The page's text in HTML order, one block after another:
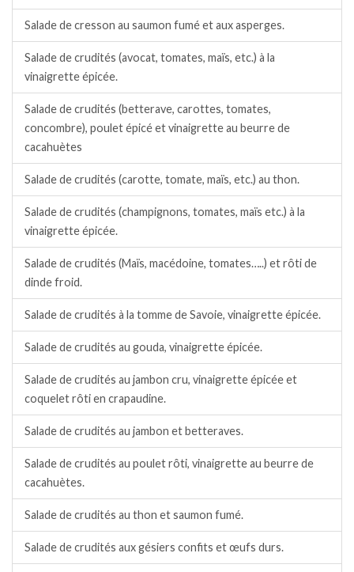
Salade de cresson au saumon fumé et aux asperges.
Salade de crudités (avocat, tomates, maïs, etc.) à la
vinaigrette épicée.
Salade de crudités (betterave, carottes, tomates,
concombre), poulet épicé et vinaigrette au beurre de
cacahuètes
Salade de crudités (carotte, tomate, maïs, etc.) au thon.
Salade de crudités (champignons, tomates, maïs etc.) à la
vinaigrette épicée.
Salade de crudités (Maïs, macédoine, tomates…..) et rôti de
dinde froid.
Salade de crudités à la tomme de Savoie, vinaigrette épicée.
Salade de crudités au gouda, vinaigrette épicée.
Salade de crudités au jambon cru, vinaigrette épicée et
coquelet rôti en crapaudine.
Salade de crudités au jambon et betteraves.
Salade de crudités au poulet rôti, vinaigrette au beurre de
cacahuètes.
Salade de crudités au thon et saumon fumé.
Salade de crudités aux gésiers confits et œufs durs.